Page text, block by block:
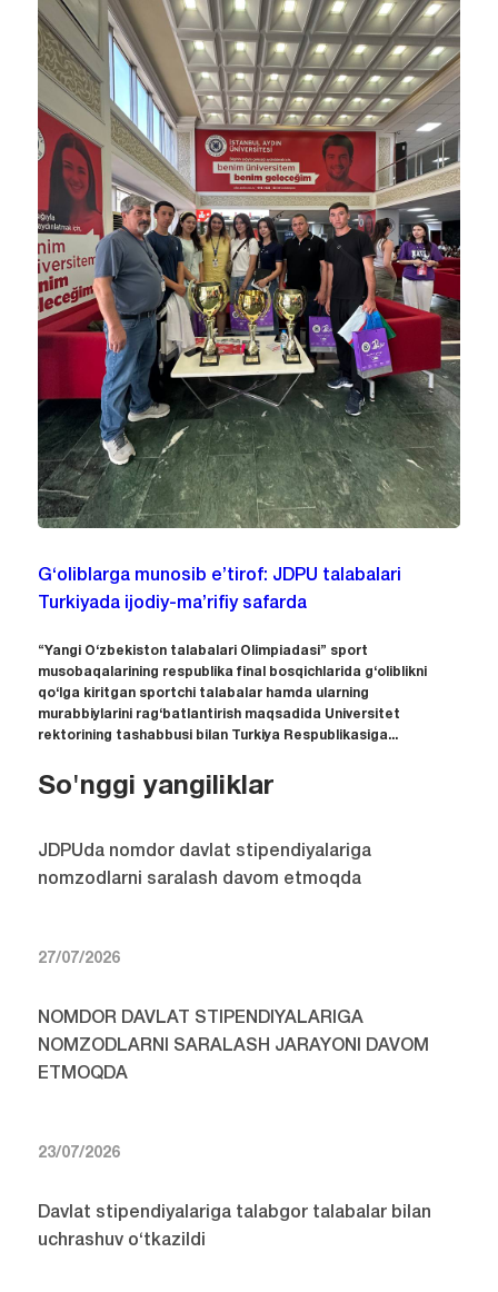
G‘oliblarga munosib e’tirof: JDPU talabalari
Turkiyada ijodiy-ma’rifiy safarda
“Yangi O‘zbekiston talabalari Olimpiadasi” sport
musobaqalarining respublika final bosqichlarida g‘oliblikni
qo‘lga kiritgan sportchi talabalar hamda ularning
murabbiylarini rag‘batlantirish maqsadida Universitet
rektorining tashabbusi bilan Turkiya Respublikasiga...
So'nggi yangiliklar
JDPUda nomdor davlat stipendiyalariga
nomzodlarni saralash davom etmoqda
27/07/2026
NOMDOR DAVLAT STIPENDIYALARIGA
NOMZODLARNI SARALASH JARAYONI DAVOM
ETMOQDA
23/07/2026
Davlat stipendiyalariga talabgor talabalar bilan
uchrashuv o‘tkazildi